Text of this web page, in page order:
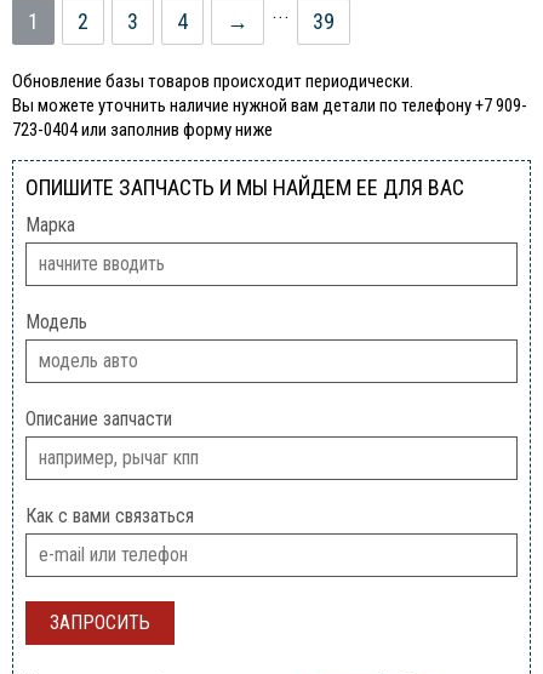
1 2 3 4 → ... 39
Обновление базы товаров происходит периодически.
Вы можете уточнить наличие нужной вам детали по телефону +7 909-
723-0404 или заполнив форму ниже
ОПИШИТЕ ЗАПЧАСТЬ И МЫ НАЙДЕМ ЕЕ ДЛЯ ВАС
Марка
Модель
Описание запчасти
Как с вами связаться